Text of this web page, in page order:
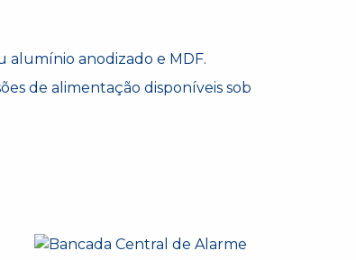
anodizado e MDF.
de alimentação disponíveis sob